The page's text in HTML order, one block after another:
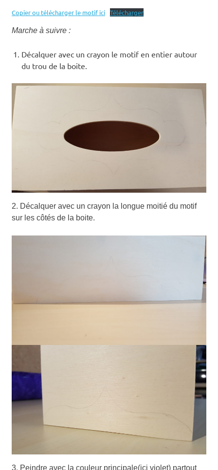
Copier ou télécharger le motif ici Télécharger
Marche à suivre :
Décalquer avec un crayon le motif en entier autour
du trou de la boite.
2. Décalquer avec un crayon la longue moitié du motif
sur les côtés de la boite.
3. Peindre avec la couleur principale(ici violet) partout